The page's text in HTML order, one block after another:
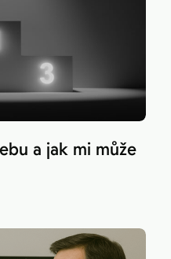
a jak mi může